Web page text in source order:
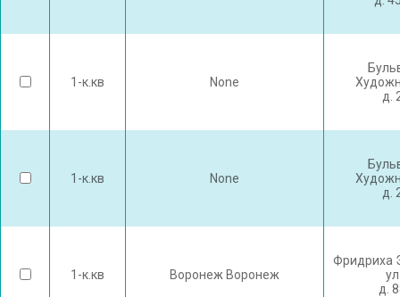
1-к.кв None
д.
1-к.кв None
д.
1-к.кв Воронеж Воронеж
Фридриха
ул
д.